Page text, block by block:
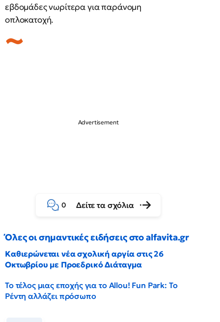
εβδομάδες νωρίτερα για παράνομη
οπλοκατοχή.
0 Δείτε τα σχόλια
Όλες οι σημαντικές ειδήσεις στο alfavita.gr
Καθιερώνεται νέα σχολική αργία στις 26
Οκτωβρίου με Προεδρικό Διάταγμα
Το τέλος μιας εποχής για το Allou! Fun Park: Το
Ρέντη αλλάζει πρόσωπο